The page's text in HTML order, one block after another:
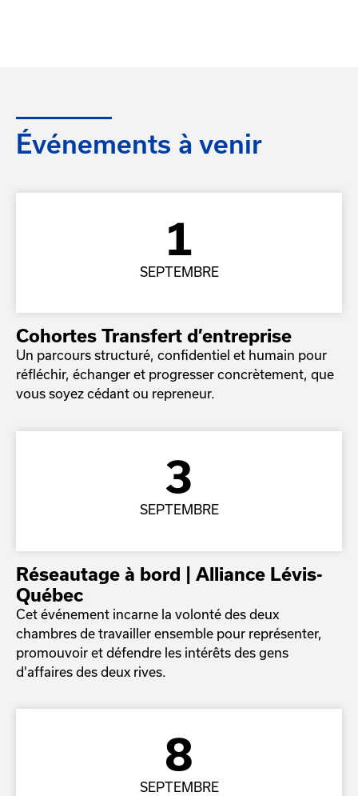
Événements à venir
1
SEPTEMBRE
Cohortes Transfert d’entreprise
Un parcours structuré, confidentiel et humain pour
réfléchir, échanger et progresser concrètement, que
vous soyez cédant ou repreneur.
3
SEPTEMBRE
Réseautage à bord | Alliance Lévis-
Québec
Cet événement incarne la volonté des deux
chambres de travailler ensemble pour représenter,
promouvoir et défendre les intérêts des gens
d'affaires des deux rives.
8
SEPTEMBRE